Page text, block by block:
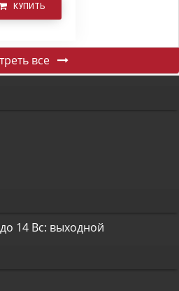
КУПИТЬ
все
14 Вс: выходной